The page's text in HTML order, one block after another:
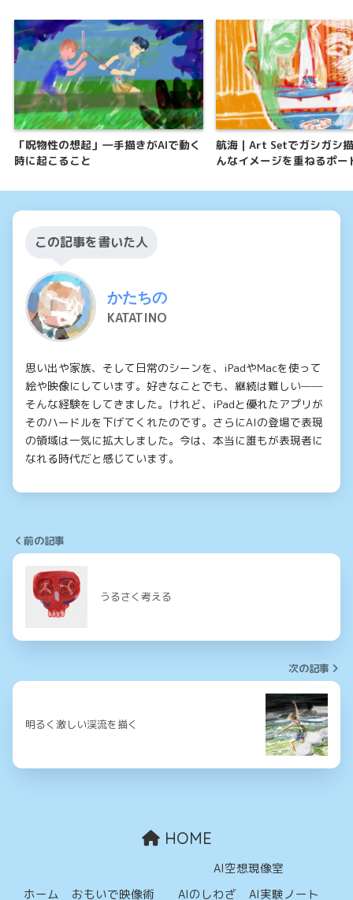
「呪物性の想起」―手描きがAIで動く
時に起こること
航海｜Art Setでガシガシ
んなイメージを重ねるポー
この記事を書いた人
かたちの
KATATINO
思い出や家族、そして日常のシーンを、iPadやMacを使って
絵や映像にしています。好きなことでも、継続は難しい──
そんな経験をしてきました。けれど、iPadと優れたアプリが
そのハードルを下げてくれたのです。さらにAIの登場で表現
の領域は一気に拡大しました。今は、本当に誰もが表現者に
なれる時代だと感じています。
前の記事
うるさく考える
次の記事
明るく激しい渓流を描く
HOME
ホーム おもいで映像術
AI空想現像室
AIのしわざ
AI実験ノート